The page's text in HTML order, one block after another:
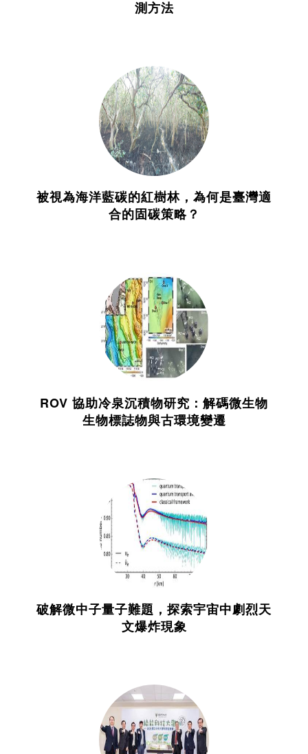
測方法
被視為海洋藍碳的紅樹林，為何是臺灣適
合的固碳策略？
ROV 協助冷泉沉積物研究：解碼微生物
生物標誌物與古環境變遷
破解微中子量子難題，探索宇宙中劇烈天
文爆炸現象